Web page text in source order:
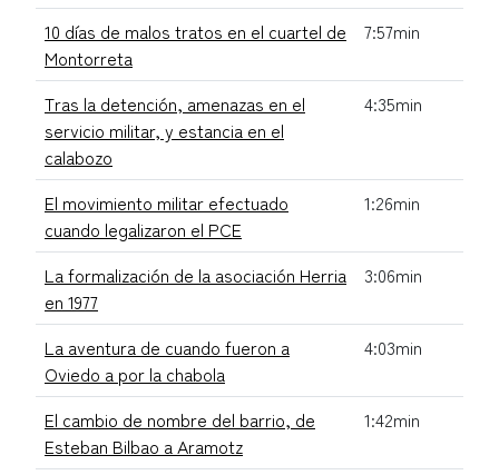
10 días de malos tratos en el cuartel de
Montorreta
7:57min
Tras la detención, amenazas en el
servicio militar, y estancia en el
calabozo
4:35min
El movimiento militar efectuado
cuando legalizaron el PCE
1:26min
La formalización de la asociación Herria
en 1977
3:06min
La aventura de cuando fueron a
Oviedo a por la chabola
4:03min
El cambio de nombre del barrio, de
Esteban Bilbao a Aramotz
1:42min